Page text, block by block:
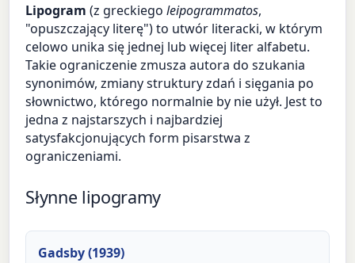
Lipogram (z greckiegoleipogrammatos,
"opuszczający literę") to utwór literacki, w którym
celowo unika się jednej lub więcej liter alfabetu.
Takie ograniczenie zmusza autora do szukania
synonimów, zmiany struktury zdań i sięgania po
słownictwo, którego normalnie by nie użył. Jest to
jedna z najstarszych i najbardziej
satysfakcjonujących form pisarstwa z
ograniczeniami.
Słynne lipogramy
Gadsby (1939)